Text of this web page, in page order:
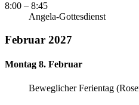
8:00 – 8:45
Angela-Gottesdienst
Februar 2027
Montag 8. Februar
Beweglicher Ferientag